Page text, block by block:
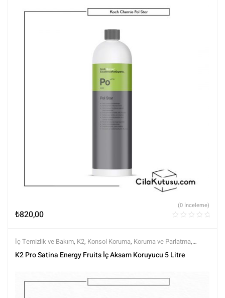
₺820,00
(0 İnceleme)
İç Temizlik ve Bakım, K2, Konsol Koruma, Koruma ve Parlatma,
Markalar,Tüm Ürünler,Tüm Ürünler,Yarı Mat (Doğal Görünüm)
K2 Pro Satina Energy Fruits İç Aksam Koruyucu 5 Litre